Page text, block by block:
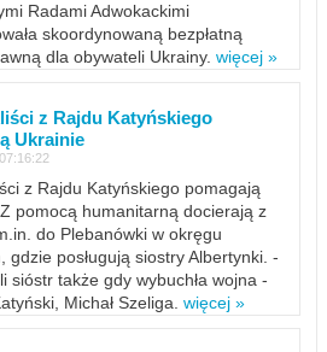
Radami Adwokackimi
skoordynowaną bezpłatną
dla obywateli Ukrainy. więcej »
z Rajdu Katyńskiego
Ukrainie
z Rajdu Katyńskiego pomagają
pomocą humanitarną docierają z
do Plebanówki w okręgu
gdzie posługują siostry Albertynki. -
także gdy wybuchła wojna -
Michał Szeliga. więcej »